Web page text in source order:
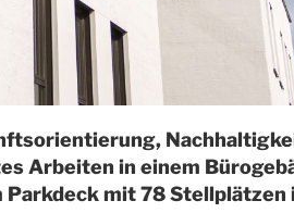
Arbeiten in einem
Parkdeck mit 78 Stellplätzen